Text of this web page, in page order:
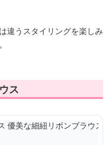
違うスタイリングを楽しみ
ス